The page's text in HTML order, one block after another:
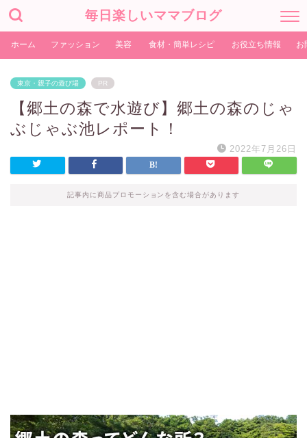
毎日楽しいママブログ
ホーム ファッション 美容 食材・簡単レシピ お役立ち情報 お
東京・親子の遊び場 PR
【郷土の森で水遊び】郷土の森のじゃ
ぶじゃぶ池レポート！
2022年7月26日
記事内に商品プロモーションを含む場合があります